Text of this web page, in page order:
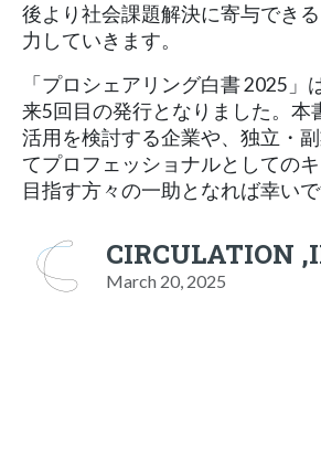
後より社会課題解決に寄与でき
力していきます。
「プロシェアリング白書 2025」
来5回目の発行となりました。本
活用を検討する企業や、独立・
てプロフェッショナルとしての
目指す方々の一助となれば幸いで
CIRCULATION
March 20, 2025